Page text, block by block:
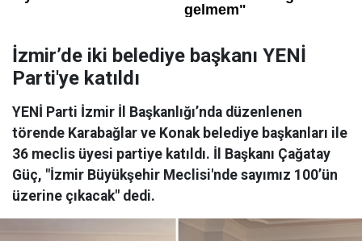
İzmir’de iki belediye başkanı YENİ
Parti'ye katıldı
YENİ Parti İzmir İl Başkanlığı’nda düzenlenen
törende Karabağlar ve Konak belediye başkanları ile
36 meclis üyesi partiye katıldı. İl Başkanı Çağatay
Güç, "İzmir Büyükşehir Meclisi'nde sayımız 100’ün
üzerine çıkacak" dedi.